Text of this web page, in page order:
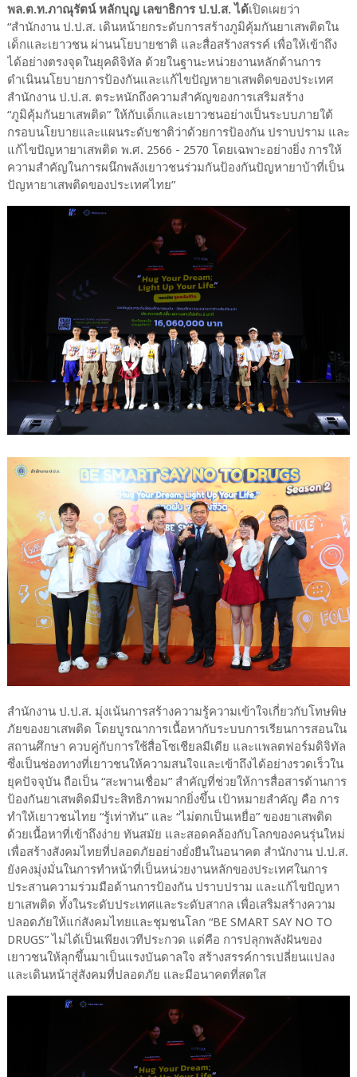
พล.ต.ท.ภาณุรัตน์ หลักบุญ เลขาธิการ ป.ป.ส. ได้เปิดเผยว่า
“สำนักงาน ป.ป.ส. เดินหน้ายกระดับการสร้างภูมิคุ้มกันยาเสพติดใน
เด็กและเยาวชน ผ่านนโยบายชาติ และสื่อสร้างสรรค์ เพื่อให้เข้าถึง
ได้อย่างตรงจุดในยุคดิจิทัล ด้วยในฐานะหน่วยงานหลักด้านการ
ดำเนินนโยบายการป้องกันและแก้ไขปัญหายาเสพติดของประเทศ
สำนักงาน ป.ป.ส. ตระหนักถึงความสำคัญของการเสริมสร้าง
“ภูมิคุ้มกันยาเสพติด” ให้กับเด็กและเยาวชนอย่างเป็นระบบภายใต้
กรอบนโยบายและแผนระดับชาติว่าด้วยการป้องกัน ปราบปราม และ
แก้ไขปัญหายาเสพติด พ.ศ. 2566 - 2570 โดยเฉพาะอย่างยิ่ง การให้
ความสำคัญในการผนึกพลังเยาวชนร่วมกันป้องกันปัญหายาบ้าที่เป็น
ปัญหายาเสพติดของประเทศไทย”
สำนักงาน ป.ป.ส. มุ่งเน้นการสร้างความรู้ความเข้าใจเกี่ยวกับโทษพิษ
ภัยของยาเสพติด โดยบูรณาการเนื้อหากับระบบการเรียนการสอนใน
สถานศึกษา ควบคู่กับการใช้สื่อโซเชียลมีเดีย และแพลตฟอร์มดิจิทัล
ซึ่งเป็นช่องทางที่เยาวชนให้ความสนใจและเข้าถึงได้อย่างรวดเร็วใน
ยุคปัจจุบัน ถือเป็น “สะพานเชื่อม” สำคัญที่ช่วยให้การสื่อสารด้านการ
ป้องกันยาเสพติดมีประสิทธิภาพมากยิ่งขึ้น เป้าหมายสำคัญ คือ การ
ทำให้เยาวชนไทย “รู้เท่าทัน” และ “ไม่ตกเป็นเหยื่อ” ของยาเสพติด
ด้วยเนื้อหาที่เข้าถึงง่าย ทันสมัย และสอดคล้องกับโลกของคนรุ่นใหม่
เพื่อสร้างสังคมไทยที่ปลอดภัยอย่างยั่งยืนในอนาคต สำนักงาน ป.ป.ส.
ยังคงมุ่งมั่นในการทำหน้าที่เป็นหน่วยงานหลักของประเทศในการ
ประสานความร่วมมือด้านการป้องกัน ปราบปราม และแก้ไขปัญหา
ยาเสพติด ทั้งในระดับประเทศและระดับสากล เพื่อเสริมสร้างความ
ปลอดภัยให้แก่สังคมไทยและชุมชนโลก “BE SMART SAY NO TO
DRUGS” ไม่ได้เป็นเพียงเวทีประกวด แต่คือ การปลุกพลังฝันของ
เยาวชนให้ลุกขึ้นมาเป็นแรงบันดาลใจ สร้างสรรค์การเปลี่ยนแปลง
และเดินหน้าสู่สังคมที่ปลอดภัย และมีอนาคตที่สดใส